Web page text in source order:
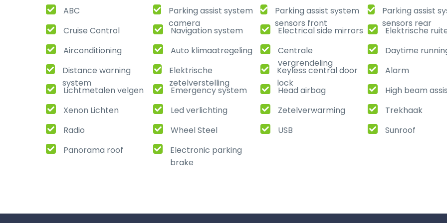
ABC
Parking assist system
camera
Parking assist system
sensors front
Parking assist
sensors rear
Cruise Control Navigation system Electrical side mirrors
Elektrische
Airconditioning
Auto klimaatregeling
Centrale
vergrendeling
Daytime
Distance warning
system
Elektrische
zetelverstelling
Keyless central door
lock
Alarm
Lichtmetalen velgen
Emergency system Head airbag
High beam
Xenon Lichten
Led verlichting Zetelverwarming
Trekhaak
Radio
Wheel Steel USB
Sunroof
Panorama roof
Electronic parking
brake